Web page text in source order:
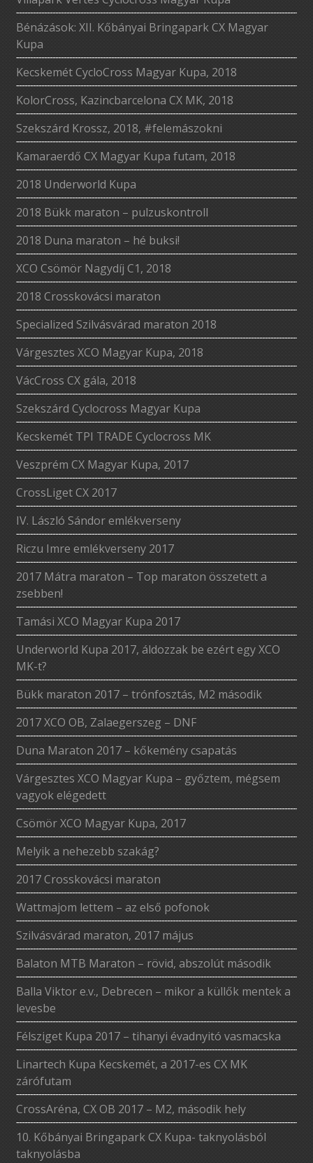
Bénázások: XII. Kőbányai Bringapark CX Magyar
Kupa
Kecskemét CycloCross Magyar Kupa, 2018
KolorCross, Kazincbarcelona CX MK, 2018
Szekszárd Krossz, 2018, #felemászokni
Kamaraerdő CX Magyar Kupa futam, 2018
2018 Underworld Kupa
2018 Bükk maraton – pulzuskontroll
2018 Duna maraton – hé buksi!
XCO Csömör Nagydíj C1, 2018
2018 Crosskovácsi maraton
Specialized Szilvásvárad maraton 2018
Várgesztes XCO Magyar Kupa, 2018
VácCross CX gála, 2018
Szekszárd Cyclocross Magyar Kupa
Kecskemét TPI TRADE Cyclocross MK
Veszprém CX Magyar Kupa, 2017
CrossLiget CX 2017
IV. László Sándor emlékverseny
Riczu Imre emlékverseny 2017
2017 Mátra maraton – Top maraton összetett a
zsebben!
Tamási XCO Magyar Kupa 2017
Underworld Kupa 2017, áldozzak be ezért egy XCO
MK-t?
Bükk maraton 2017 – trónfosztás, M2 második
2017 XCO OB, Zalaegerszeg – DNF
Duna Maraton 2017 – kőkemény csapatás
Várgesztes XCO Magyar Kupa – győztem, mégsem
vagyok elégedett
Csömör XCO Magyar Kupa, 2017
Melyik a nehezebb szakág?
2017 Crosskovácsi maraton
Wattmajom lettem – az első pofonok
Szilvásvárad maraton, 2017 május
Balaton MTB Maraton – rövid, abszolút második
Balla Viktor e.v., Debrecen – mikor a küllők mentek a
levesbe
Félsziget Kupa 2017 – tihanyi évadnyitó vasmacska
Linartech Kupa Kecskemét, a 2017-es CX MK
zárófutam
CrossAréna, CX OB 2017 – M2, második hely
10. Kőbányai Bringapark CX Kupa- taknyolásból
taknyolásba